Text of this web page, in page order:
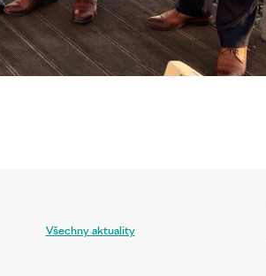
Všechny aktuality